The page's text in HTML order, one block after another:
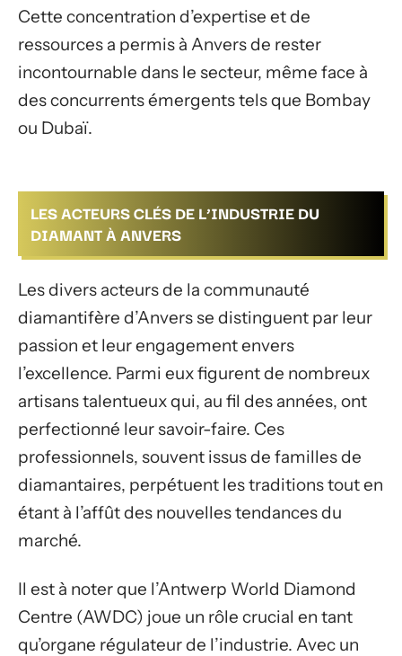
Cette concentration d’expertise et de
ressources a permis à Anvers de rester
incontournable dans le secteur, même face à
des concurrents émergents tels que Bombay
ou Dubaï.
LES ACTEURS CLÉS DE L’INDUSTRIE DU
DIAMANT À ANVERS
Les divers acteurs de la communauté
diamantifère d’Anvers se distinguent par leur
passion et leur engagement envers
l’excellence. Parmi eux figurent de nombreux
artisans talentueux qui, au fil des années, ont
perfectionné leur savoir-faire. Ces
professionnels, souvent issus de familles de
diamantaires, perpétuent les traditions tout en
étant à l’affût des nouvelles tendances du
marché.
Il est à noter que l’Antwerp World Diamond
Centre (AWDC) joue un rôle crucial en tant
qu’organe régulateur de l’industrie. Avec un